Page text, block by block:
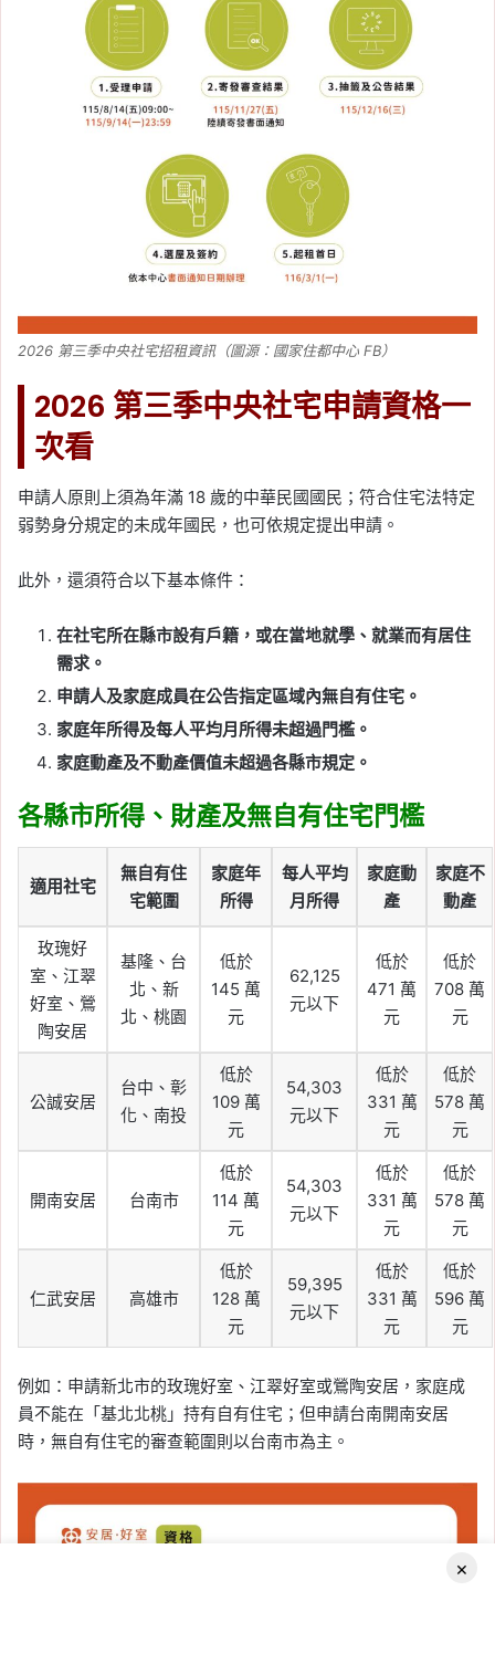
2026 第三季中央社宅招租資訊（圖源：國家住都中心 FB）
2026 第三季中央社宅申請資格一
次看
申請人原則上須為年滿 18 歲的中華民國國民；符合住宅法特定
弱勢身分規定的未成年國民，也可依規定提出申請。
此外，還須符合以下基本條件：
在社宅所在縣市設有戶籍，或在當地就學、就業而有居住
需求。
申請人及家庭成員在公告指定區域內無自有住宅。
家庭年所得及每人平均月所得未超過門檻。
家庭動產及不動產價值未超過各縣市規定。
各縣市所得、財產及無自有住宅門檻
適用社宅
無自有住
宅範圍
家庭年
所得
每人平均
月所得
家庭動
產
家庭不
動產
玫瑰好
室、江翠
好室、鶯
陶安居
基隆、台
北、新
北、桃園
低於
145 萬
元
62,125
元以下
低於
471 萬
元
低於
708 萬
元
公誠安居
台中、彰
化、南投
低於
109 萬
元
54,303
元以下
低於
331 萬
元
低於
578 萬
元
開南安居 台南市
低於
114 萬
元
54,303
元以下
低於
331 萬
元
低於
578 萬
元
仁武安居 高雄市
低於
128 萬
元
59,395
元以下
低於
331 萬
元
低於
596 萬
元
例如：申請新北市的玫瑰好室、江翠好室或鶯陶安居，家庭成
員不能在「基北北桃」持有自有住宅；但申請台南開南安居
時，無自有住宅的審查範圍則以台南市為主。
×